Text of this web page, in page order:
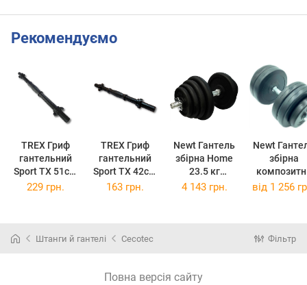
Рекомендуємо
TREX Гриф
гантельний
Sport TX 51см
з пласт.
TREX Гриф
гантельний
Sport TX 42см
з пласт.
Newt Гантель
збірна Home
23.5 кг
(TI-968-745-
Newt
збірна
Rock Pro-R
(NE-PL-R-
229 грн. 163 грн. 4 143 грн. від 1 256
Штанги й гантелі Cecotec Фільтр
Повна версія сайту